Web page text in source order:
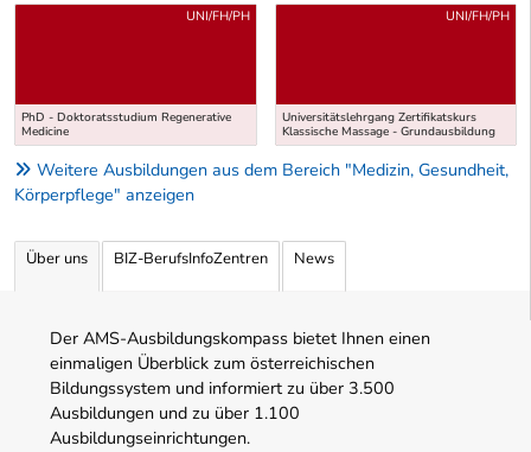
Uber weitere Ausbildungsvorschläge
PhD - Doktoratsstudium Regenerative
Medicine
UNI/FH/PH
Universitätslehrgang Zertifikatskurs
Klassische Massage - Grundausbildung
UNI/FH/PH
Weitere Ausbildungen aus dem Bereich "Medizin, Gesundheit,
Körperpflege" anzeigen
Über uns BIZ-BerufsInfoZentren News
Der AMS-Ausbildungskompass bietet Ihnen einen
einmaligen Überblick zum österreichischen
Bildungssystem und informiert zu über 3.500
Ausbildungen und zu über 1.100
Ausbildungseinrichtungen.